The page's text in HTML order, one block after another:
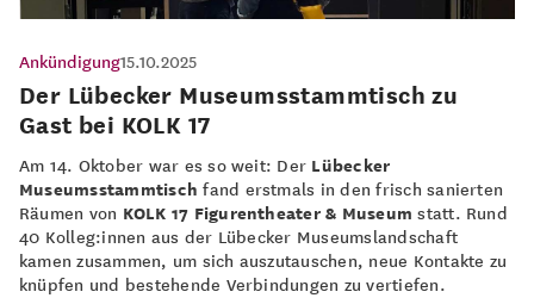
Ankündigung15.10.2025
Der Lübecker Museumsstammtisch zu
Gast bei KOLK 17
Am 14. Oktober war es so weit: Der Lübecker
Museumsstammtisch fand erstmals in den frisch sanierten
Räumen von KOLK 17 Figurentheater & Museum statt. Rund
40 Kolleg:innen aus der Lübecker Museumslandschaft
kamen zusammen, um sich auszutauschen, neue Kontakte zu
knüpfen und bestehende Verbindungen zu vertiefen.